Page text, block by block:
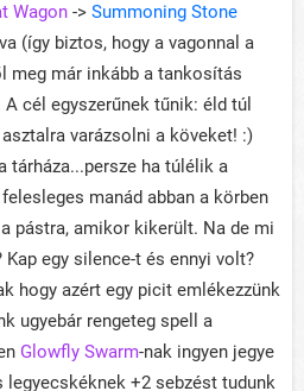
Wagon -> Summoning Stone
(így biztos, hogy a vagonnal a
meg már inkább a tankosítás
cél egyszerűnek tűnik: éld túl
varázsolni a köveket! :)
tárháza...persze ha túlélik a
manád abban a körben
pástra, amikor kikerült. Na de mi
Kap egy silence-t és ennyi volt?
hogy azért egy picit emlékezzünk
ugyebár rengeteg spell a
Glowfly Swarm-nak ingyen jegye
legyecskéknek +2 sebzést tudunk